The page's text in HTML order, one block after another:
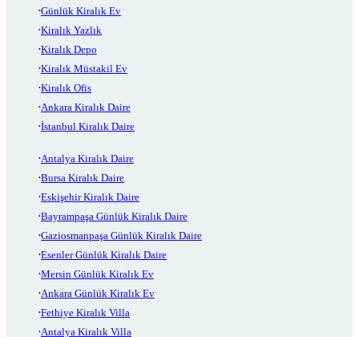
Günlük Kiralık Ev
Kiralık Yazlık
Kiralık Depo
Kiralık Müstakil Ev
Kiralık Ofis
Ankara Kiralık Daire
İstanbul Kiralık Daire
Antalya Kiralık Daire
Bursa Kiralık Daire
Eskişehir Kiralık Daire
Bayrampaşa Günlük Kiralık Daire
Gaziosmanpaşa Günlük Kiralık Daire
Esenler Günlük Kiralık Daire
Mersin Günlük Kiralık Ev
Ankara Günlük Kiralık Ev
Fethiye Kiralık Villa
Antalya Kiralık Villa